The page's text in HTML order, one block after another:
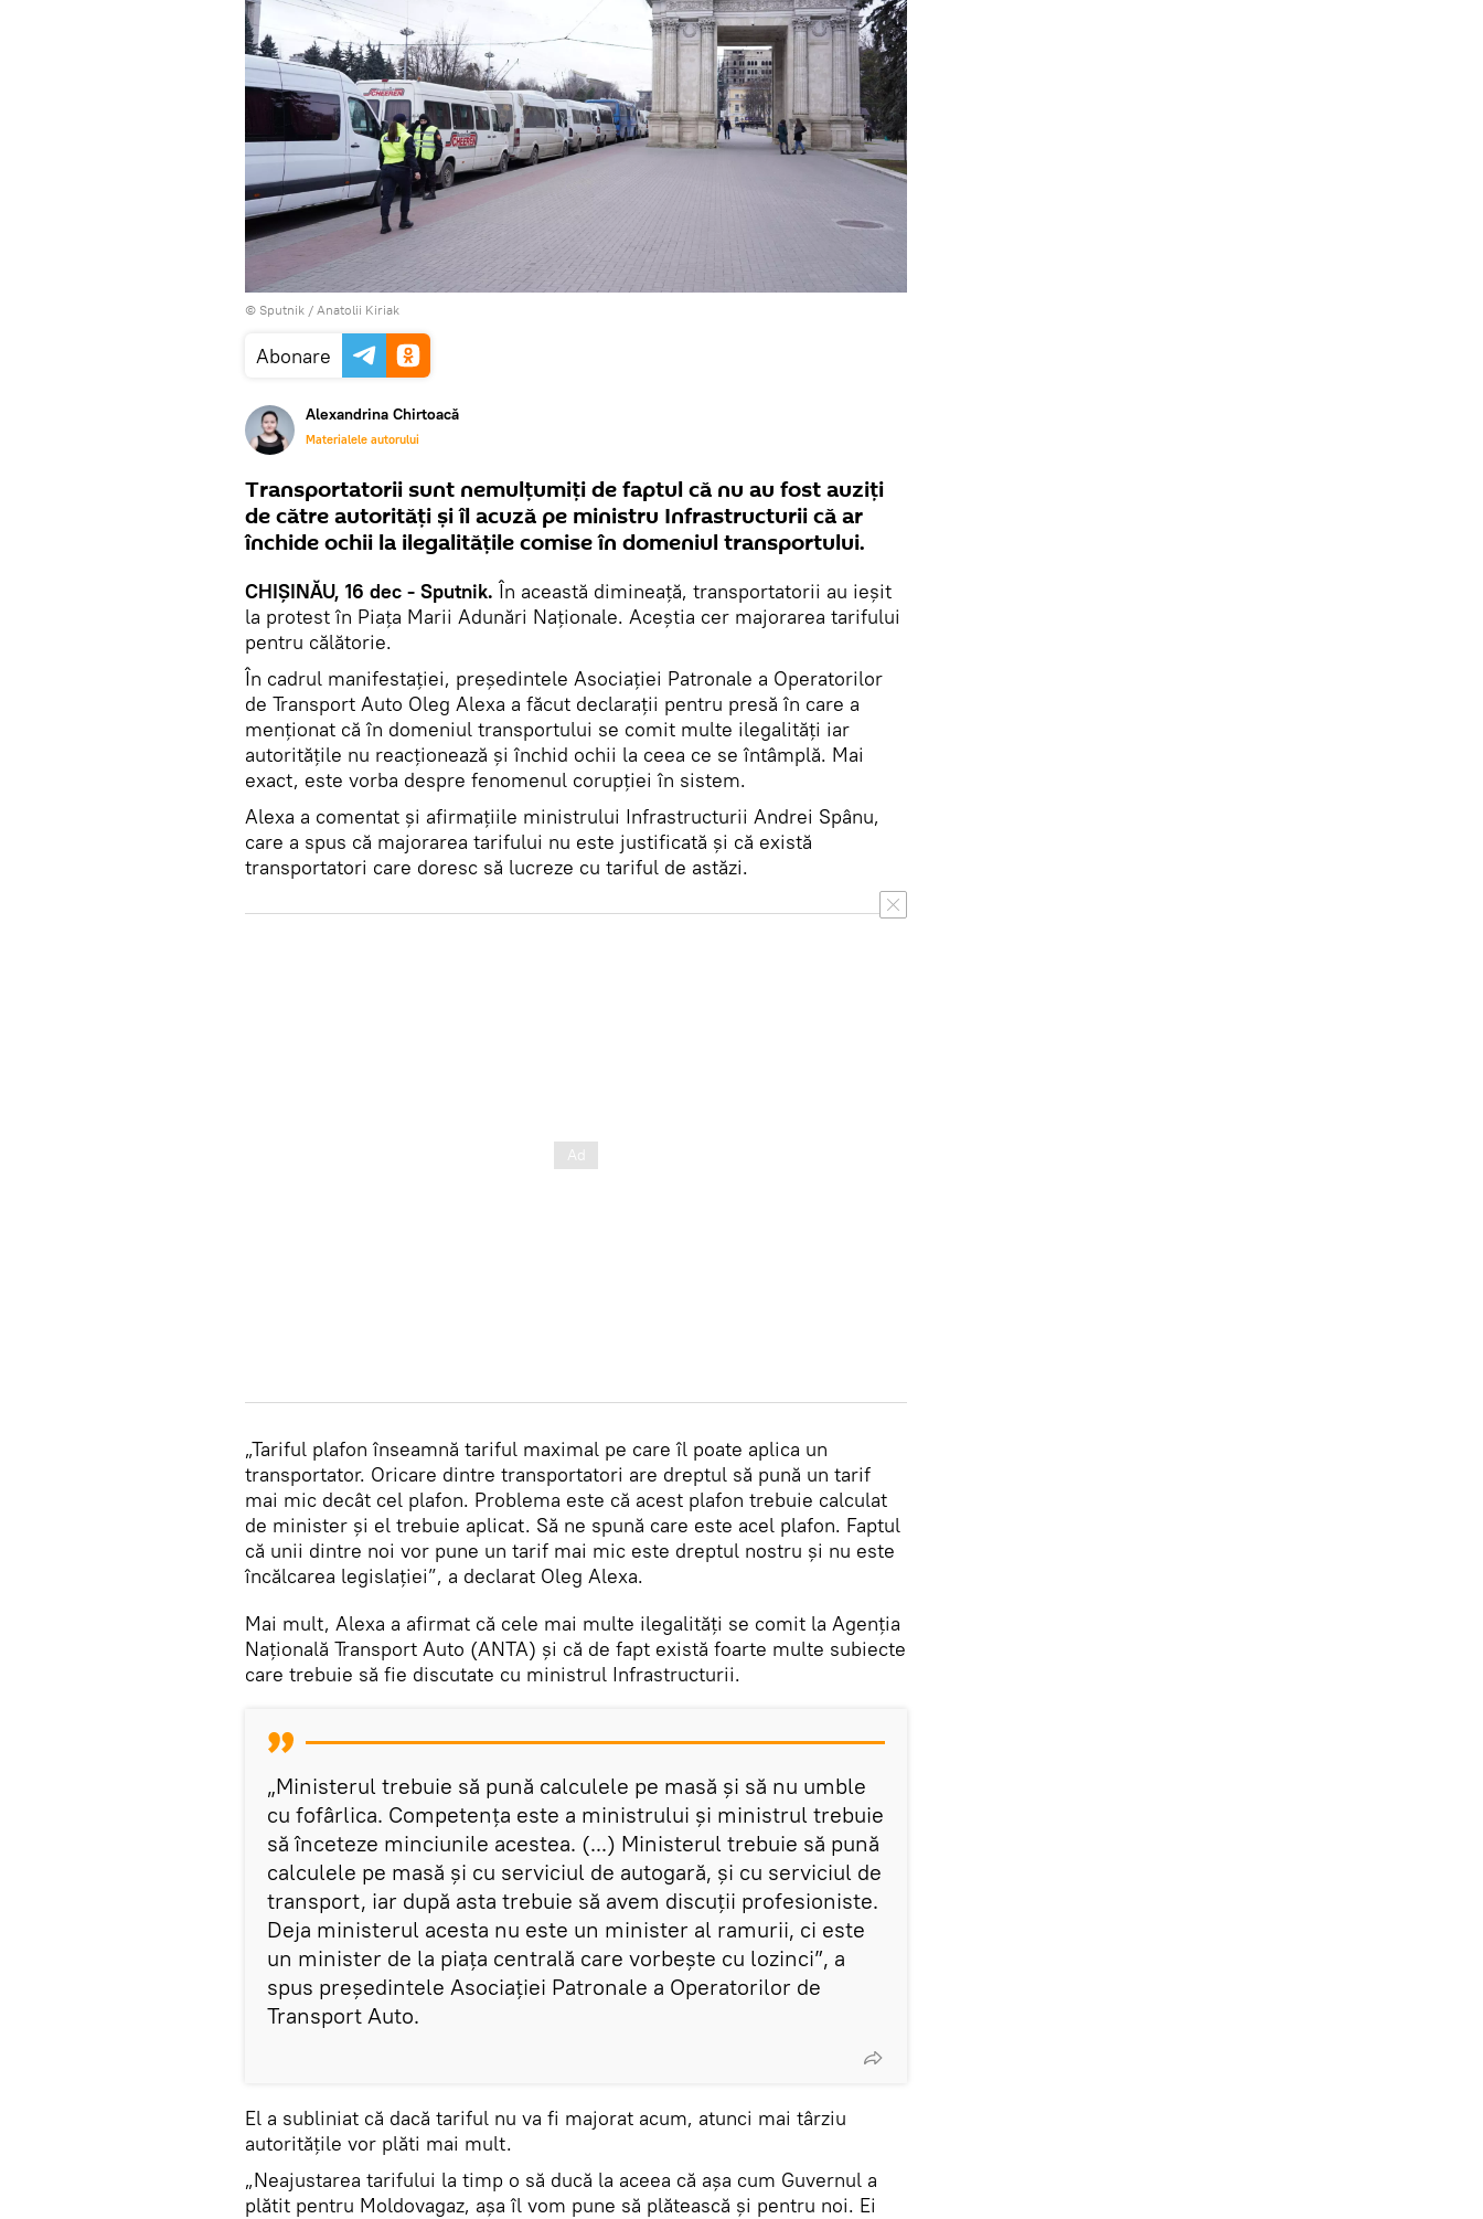
© Sputnik / Anatolii Kiriak
Abonare
Alexandrina Chirtoacă
Materialele autorului
Transportatorii sunt nemulțumiți de faptul că nu au fost auziți
de către autorități și îl acuză pe ministru Infrastructurii că ar
închide ochii la ilegalitățile comise în domeniul transportului.
CHIȘINĂU, 16 dec - Sputnik. În această dimineață, transportatorii au ieșit
la protest în Piața Marii Adunări Naționale. Aceștia cer majorarea tarifului
pentru călătorie.
În cadrul manifestației, președintele Asociației Patronale a Operatorilor
de Transport Auto Oleg Alexa a făcut declarații pentru presă în care a
menționat că în domeniul transportului se comit multe ilegalități iar
autoritățile nu reacționează și închid ochii la ceea ce se întâmplă. Mai
exact, este vorba despre fenomenul corupției în sistem.
Alexa a comentat și afirmațiile ministrului Infrastructurii Andrei Spânu,
care a spus că majorarea tarifului nu este justificată și că există
transportatori care doresc să lucreze cu tariful de astăzi.
„Tariful plafon înseamnă tariful maximal pe care îl poate aplica un
transportator. Oricare dintre transportatori are dreptul să pună un tarif
mai mic decât cel plafon. Problema este că acest plafon trebuie calculat
de minister și el trebuie aplicat. Să ne spună care este acel plafon. Faptul
că unii dintre noi vor pune un tarif mai mic este dreptul nostru și nu este
încălcarea legislației”, a declarat Oleg Alexa.
Mai mult, Alexa a afirmat că cele mai multe ilegalități se comit la Agenția
Națională Transport Auto (ANTA) și că de fapt există foarte multe subiecte
care trebuie să fie discutate cu ministrul Infrastructurii.
„Ministerul trebuie să pună calculele pe masă și să nu umble
cu fofârlica. Competența este a ministrului și ministrul trebuie
să înceteze minciunile acestea. (...) Ministerul trebuie să pună
calculele pe masă și cu serviciul de autogară, și cu serviciul de
transport, iar după asta trebuie să avem discuții profesioniste.
Deja ministerul acesta nu este un minister al ramurii, ci este
un minister de la piața centrală care vorbește cu lozinci”, a
spus președintele Asociației Patronale a Operatorilor de
Transport Auto.
El a subliniat că dacă tariful nu va fi majorat acum, atunci mai târziu
autoritățile vor plăti mai mult.
„Neajustarea tarifului la timp o să ducă la aceea că așa cum Guvernul a
plătit pentru Moldovagaz, așa îl vom pune să plătească și pentru noi. Ei